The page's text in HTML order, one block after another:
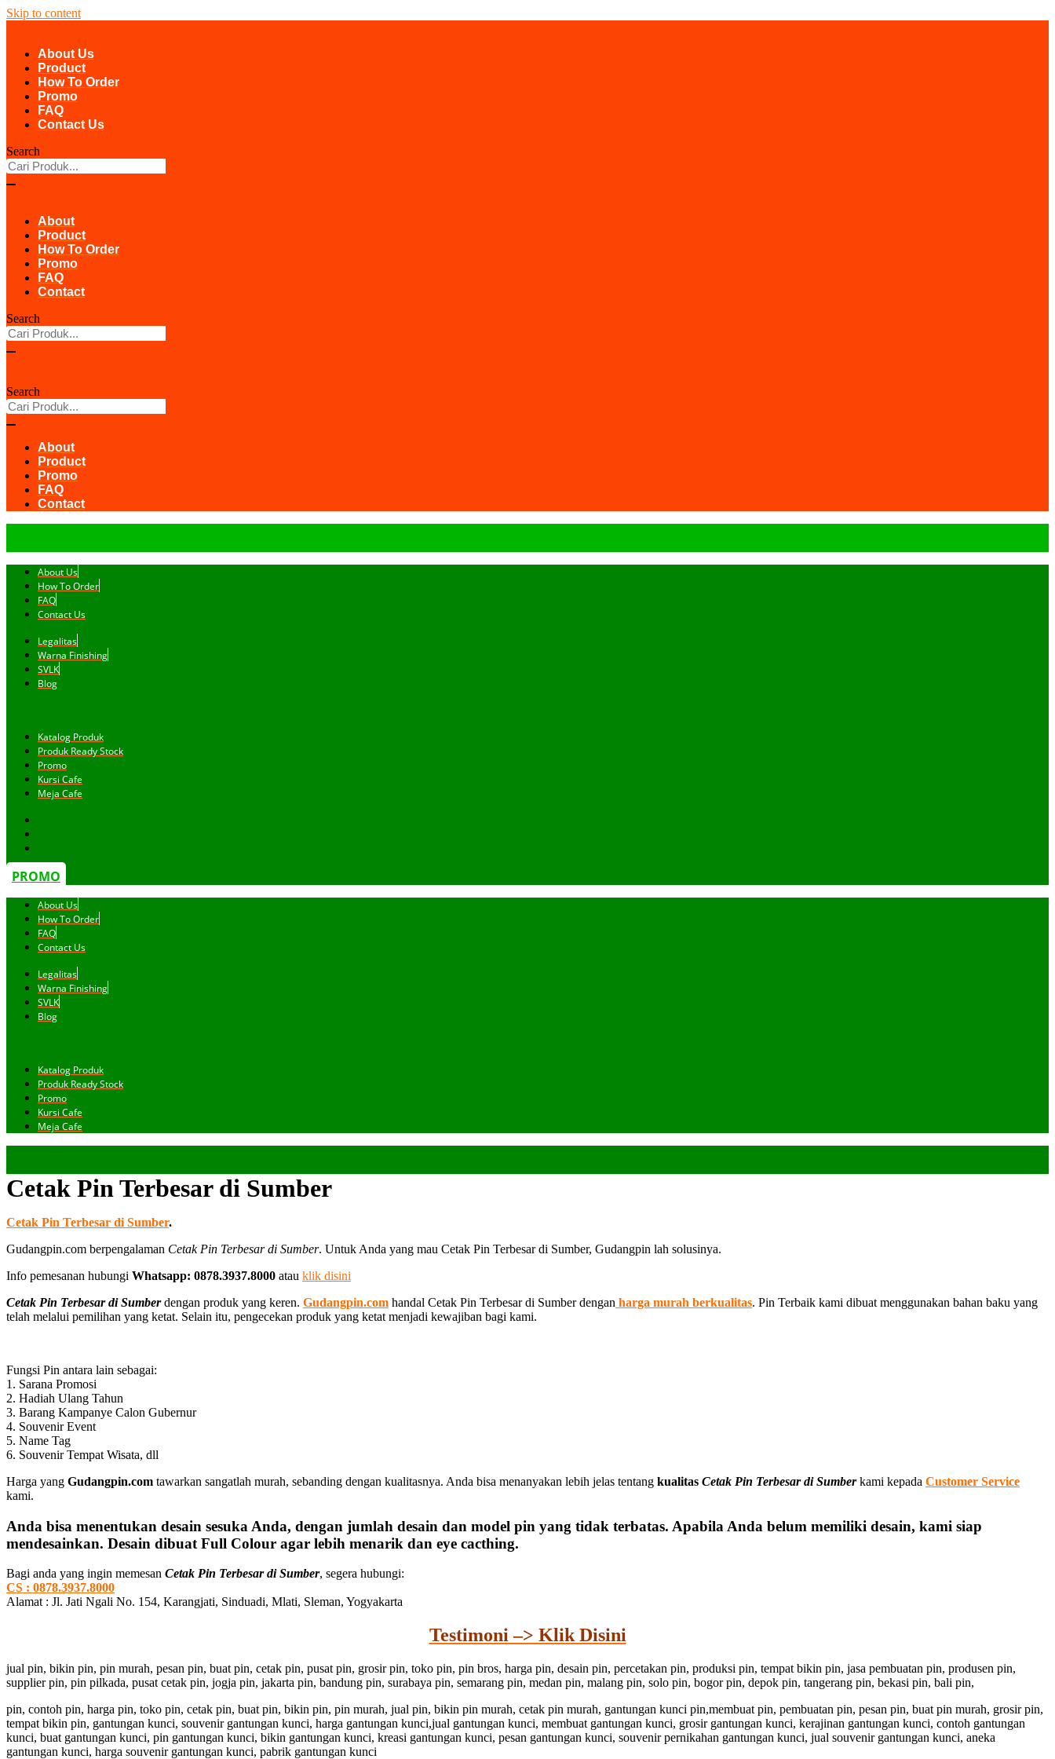
Skip to content
About Us
Product
How To Order
Promo
FAQ
Contact Us
Search
About
Product
How To Order
Promo
FAQ
Contact
Search
Search
About
Product
Promo
FAQ
Contact
About Us
How To Order
FAQ
Contact Us
Legalitas
Warna Finishing
SVLK
Blog
Katalog Produk
Produk Ready Stock
Promo
Kursi Cafe
Meja Cafe
PROMO
About Us
How To Order
FAQ
Contact Us
Legalitas
Warna Finishing
SVLK
Blog
Katalog Produk
Produk Ready Stock
Promo
Kursi Cafe
Meja Cafe
Cetak Pin Terbesar di Sumber
Cetak Pin Terbesar di Sumber.
Gudangpin.com berpengalaman Cetak Pin Terbesar di Sumber. Untuk Anda yang mau Cetak Pin Terbesar di Sumber, Gudangpin lah solusinya.
Info pemesanan hubungi Whatsapp: 0878.3937.8000 atau klik disini
Cetak Pin Terbesar di Sumber dengan produk yang keren. Gudangpin.com handal Cetak Pin Terbesar di Sumber dengan harga murah berkualitas. Pin Terbaik kami dibuat menggunakan bahan baku yang
telah melalui pemilihan yang ketat. Selain itu, pengecekan produk yang ketat menjadi kewajiban bagi kami.
Fungsi Pin antara lain sebagai:
1. Sarana Promosi
2. Hadiah Ulang Tahun
3. Barang Kampanye Calon Gubernur
4. Souvenir Event
5. Name Tag
6. Souvenir Tempat Wisata, dll
Harga yang Gudangpin.com tawarkan sangatlah murah, sebanding dengan kualitasnya. Anda bisa menanyakan lebih jelas tentang kualitas Cetak Pin Terbesar di Sumberkami kepada Customer Service
kami.
Anda bisa menentukan desain sesuka Anda, dengan jumlah desain dan model pin yang tidak terbatas. Apabila Anda belum memiliki desain, kami siap
mendesainkan. Desain dibuat Full Colour agar lebih menarik dan eye cacthing.
Bagi anda yang ingin memesan Cetak Pin Terbesar di Sumber, segera hubungi:
CS : 0878.3937.8000
Alamat : Jl. Jati Ngali No. 154, Karangjati, Sinduadi, Mlati, Sleman, Yogyakarta
Testimoni –> Klik Disini
jual pin, bikin pin, pin murah, pesan pin, buat pin, cetak pin, pusat pin, grosir pin, toko pin, pin bros, harga pin, desain pin, percetakan pin, produksi pin, tempat bikin pin, jasa pembuatan pin, produsen pin,
supplier pin, pin pilkada, pusat cetak pin, jogja pin, jakarta pin, bandung pin, surabaya pin, semarang pin, medan pin, malang pin, solo pin, bogor pin, depok pin, tangerang pin, bekasi pin, bali pin,
pin, contoh pin, harga pin, toko pin, cetak pin, buat pin, bikin pin, pin murah, jual pin, bikin pin murah, cetak pin murah, gantungan kunci pin,membuat pin, pembuatan pin, pesan pin, buat pin murah, grosir pin,
tempat bikin pin, gantungan kunci, souvenir gantungan kunci, harga gantungan kunci,jual gantungan kunci, membuat gantungan kunci, grosir gantungan kunci, kerajinan gantungan kunci, contoh gantungan
kunci, buat gantungan kunci, pin gantungan kunci, bikin gantungan kunci, kreasi gantungan kunci, pesan gantungan kunci, souvenir pernikahan gantungan kunci, jual souvenir gantungan kunci, aneka
gantungan kunci, harga souvenir gantungan kunci, pabrik gantungan kunci